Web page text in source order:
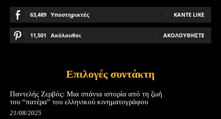
63,489 Υποστηρικτές ΚΆΝΤΕ LIKE
11,501 Ακόλουθοι ΑΚΟΛΟΥΘΉΣΤΕ
Επιλογές συντάκτη
Παντελής Ζερβός: Μια σπάνια ιστορία από τη ζωή
του “πατέρα” του ελληνικού κινηματογράφου
21/08/2025